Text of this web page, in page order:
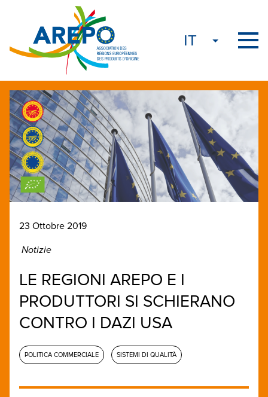
23 Ottobre 2019
Notizie
LE REGIONI AREPO E I
PRODUTTORI SI SCHIERANO
CONTRO I DAZI USA
POLITICA COMMERCIALE SISTEMI DI QUALITÀ